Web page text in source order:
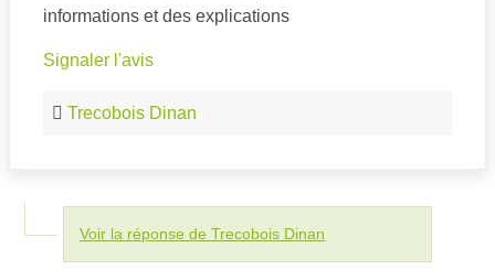
informations et des explications
Signaler l'avis
Trecobois Dinan
Voir la réponse de Trecobois Dinan